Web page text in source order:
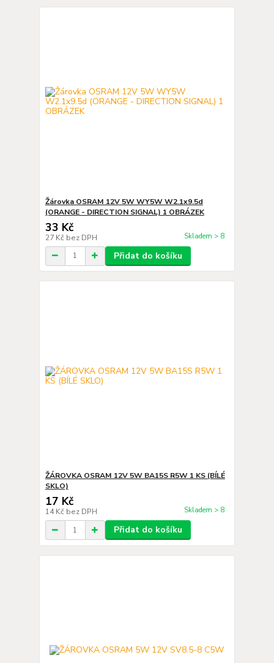
Žárovka OSRAM 12V 5W WY5W W2.1x9.5d
(ORANGE - DIRECTION SIGNAL) 1 OBRÁZEK
33 Kč
27 Kč bez DPH Skladem > 8
Přidat do košíku
ŽÁROVKA OSRAM 12V 5W BA15S R5W 1 KS (BÍLÉ
SKLO)
17 Kč
14 Kč bez DPH Skladem > 8
Přidat do košíku